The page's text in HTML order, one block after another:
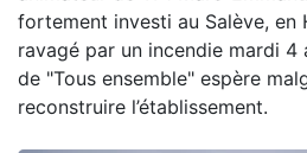
fortement investi au Salève, en
ravagé par un incendie mardi 4
de "Tous ensemble" espère
reconstruire l’établissement.